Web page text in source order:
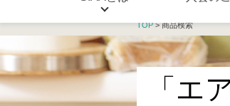
TOP> 商品検索
「エ